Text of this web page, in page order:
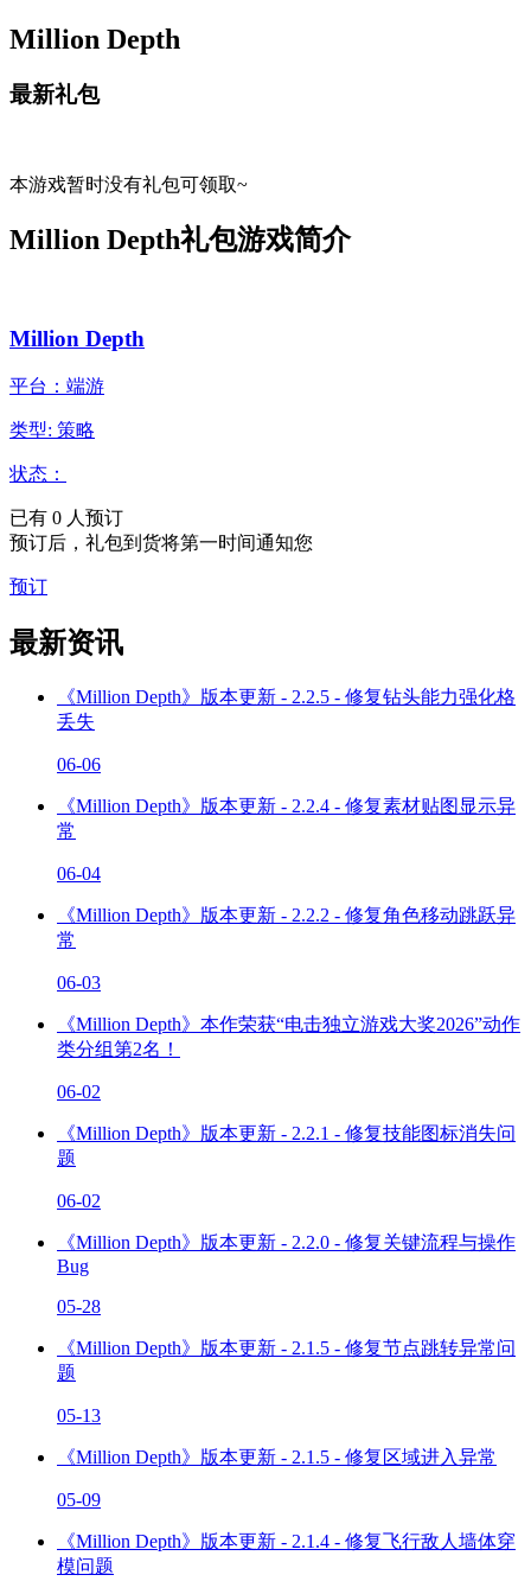
Million Depth
最新礼包
本游戏暂时没有礼包可领取~
Million Depth礼包游戏简介
Million Depth
平台：端游
类型: 策略
状态：
已有 0 人预订
预订后，礼包到货将第一时间通知您
预订
最新资讯
《Million Depth》版本更新 - 2.2.5 - 修复钻头能力强化格
丢失
06-06
《Million Depth》版本更新 - 2.2.4 - 修复素材贴图显示异
常
06-04
《Million Depth》版本更新 - 2.2.2 - 修复角色移动跳跃异
常
06-03
《Million Depth》本作荣获“电击独立游戏大奖2026”动作
类分组第2名！
06-02
《Million Depth》版本更新 - 2.2.1 - 修复技能图标消失问
题
06-02
《Million Depth》版本更新 - 2.2.0 - 修复关键流程与操作
Bug
05-28
《Million Depth》版本更新 - 2.1.5 - 修复节点跳转异常问
题
05-13
《Million Depth》版本更新 - 2.1.5 - 修复区域进入异常
05-09
《Million Depth》版本更新 - 2.1.4 - 修复飞行敌人墙体穿
模问题